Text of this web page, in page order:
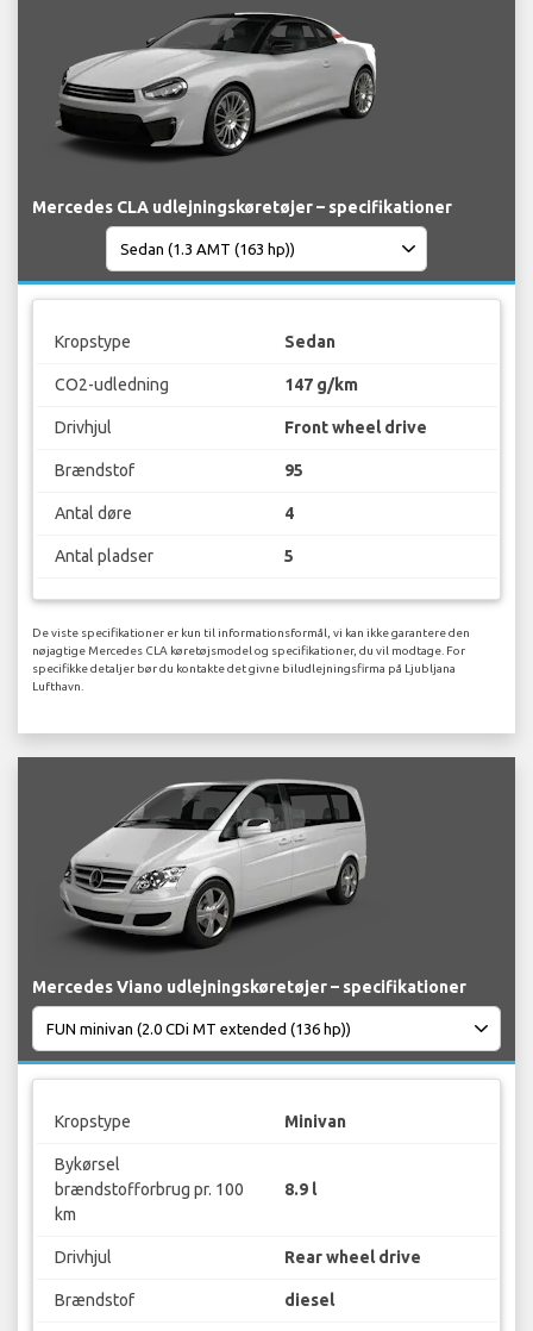
Mercedes CLA udlejningskøretøjer – specifikationer
Kropstype Sedan
CO2-udledning 147 g/km
Drivhjul Front wheel drive
Brændstof 95
Antal døre 4
Antal pladser 5
De viste specifikationer er kun til informationsformål, vi kan ikke garantere den
nøjagtige Mercedes CLA køretøjsmodel og specifikationer, du vil modtage. For
specifikke detaljer bør du kontakte det givne biludlejningsfirma på Ljubljana
Lufthavn.
Mercedes Viano udlejningskøretøjer – specifikationer
Kropstype Minivan
Bykørsel
brændstofforbrug pr. 100
km
8.9 l
Drivhjul Rear wheel drive
Brændstof diesel